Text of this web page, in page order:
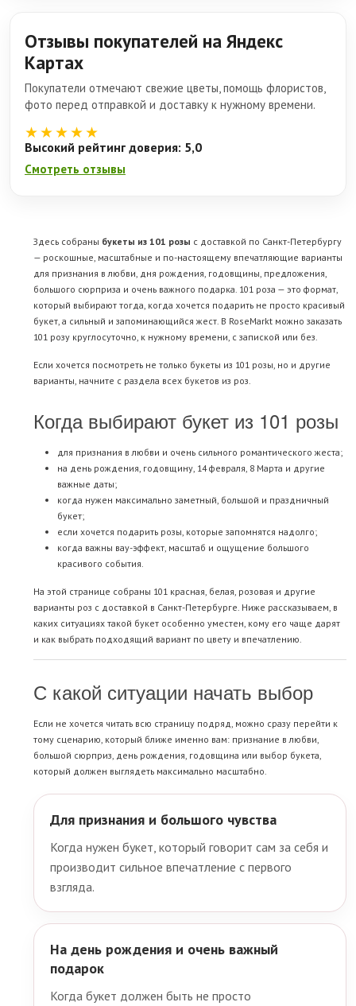
Отзывы покупателей на Яндекс
Картах
Покупатели отмечают свежие цветы, помощь флористов,
фото перед отправкой и доставку к нужному времени.
★★★★★
Высокий рейтинг доверия: 5,0
Смотреть отзывы
Здесь собраны букеты из 101 розы с доставкой по Санкт-Петербургу
— роскошные, масштабные и по-настоящему впечатляющие варианты
для признания в любви, дня рождения, годовщины, предложения,
большого сюрприза и очень важного подарка. 101 роза — это формат,
который выбирают тогда, когда хочется подарить не просто красивый
букет, а сильный и запоминающийся жест. В RoseMarkt можно заказать
101 розу круглосуточно, к нужному времени, с запиской или без.
Если хочется посмотреть не только букеты из 101 розы, но и другие
варианты, начните с раздела всех букетов из роз
Когда выбирают букет из 101 розы
для признания в любви и очень сильного романтического жеста;
на день рождения, годовщину, 14 февраля, 8 Марта и другие
важные даты;
когда нужен максимально заметный, большой и праздничный
букет;
если хочется подарить розы, которые запомнятся надолго;
когда важны вау-эффект, масштаб и ощущение большого
красивого события.
На этой странице собраны 101 красная, белая, розовая и другие
варианты роз с доставкой в Санкт-Петербурге. Ниже рассказываем, в
каких ситуациях такой букет особенно уместен, кому его чаще дарят
и как выбрать подходящий вариант по цвету и впечатлению.
С какой ситуации начать выбор
Если не хочется читать всю страницу подряд, можно сразу перейти к
тому сценарию, который ближе именно вам: признание в любви,
большой сюрприз, день рождения, годовщина или выбор букета,
который должен выглядеть максимально масштабно.
Для признания и большого чувства
Когда нужен букет, который говорит сам за себя и
производит сильное впечатление с первого
взгляда.
На день рождения и очень важный
подарок
Когда букет должен быть не просто